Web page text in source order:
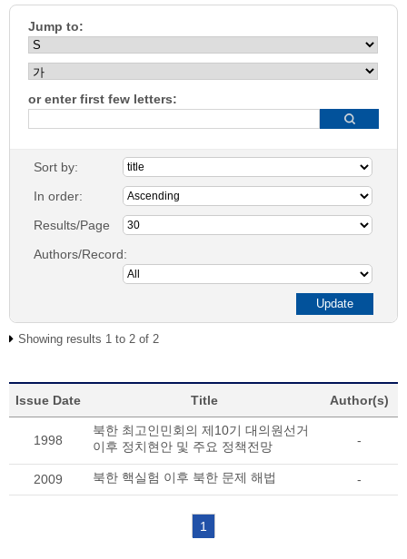
Jump to:
or enter first few letters:
Sort by:
In order:
Results/Page
Authors/Record:
Showing results 1 to 2 of 2
Issue Date Title Author(s)
1998
북한 최고인민회의 제10기 대의원선거
이후 정치현안 및 주요 정책전망
-
2009 북한 핵실험 이후 북한 문제 해법 -
1